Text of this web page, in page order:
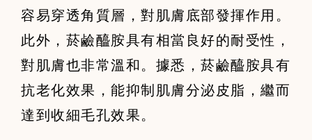
容易穿透角質層，對肌膚底部發揮作用。
此外，菸鹼醯胺具有相當良好的耐受性，
對肌膚也非常溫和。據悉，菸鹼醯胺具有
抗老化效果，能抑制肌膚分泌皮脂，繼而
達到收細毛孔效果。